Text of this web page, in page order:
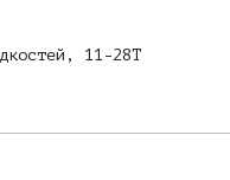
11-28T